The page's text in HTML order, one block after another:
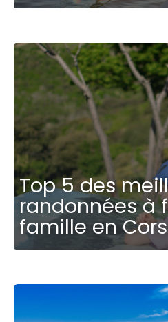
Top 5 des
randonnées à
famille en